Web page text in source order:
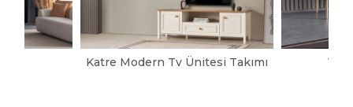
Katre Modern Tv Ünitesi Takımı